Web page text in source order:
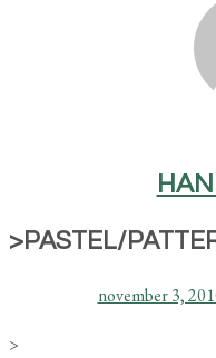
>PASTEL/
november 3,
>